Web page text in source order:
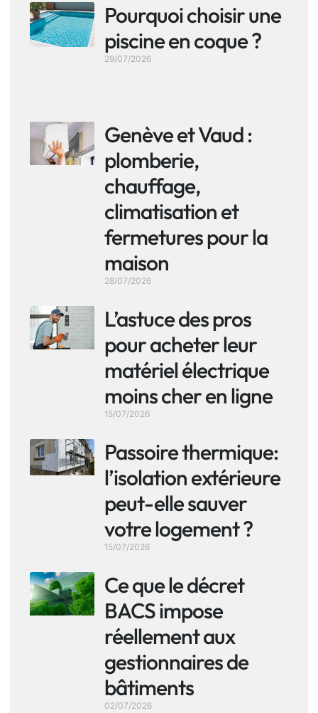
Pourquoi choisir une
piscine en coque ?
29/07/2026
Genève et Vaud :
plomberie,
chauffage,
climatisation et
fermetures pour la
maison
28/07/2026
L’astuce des pros
pour acheter leur
matériel électrique
moins cher en ligne
15/07/2026
Passoire thermique:
l’isolation extérieure
peut-elle sauver
votre logement ?
15/07/2026
Ce que le décret
BACS impose
réellement aux
gestionnaires de
bâtiments
02/07/2026